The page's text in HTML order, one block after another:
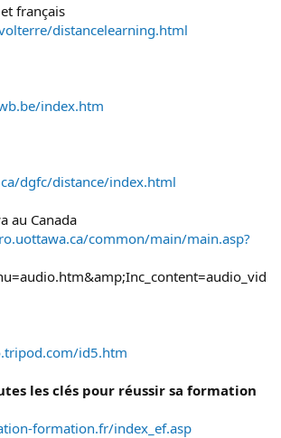
français
distancelearning.html
index.htm
dgfc/distance/index.html
au Canada
common/main/main.asp?
id5.htm
les clés pour réussir sa formation
formation.fr/index_ef.asp